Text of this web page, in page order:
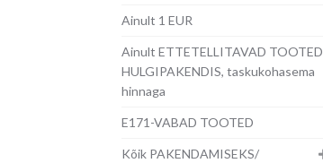
Ainult 1 EUR
Ainult ETTETELLITAVAD TOOTED
HULGIPAKENDIS, taskukohasema
hinnaga
E171-VABAD TOOTED
Kõik PAKENDAMISEKS/